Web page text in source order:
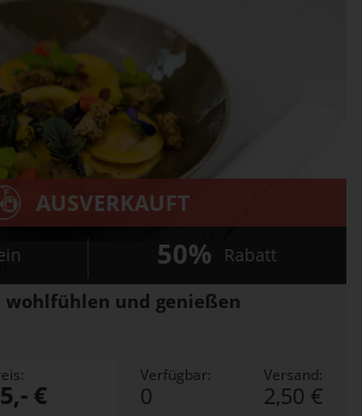
wohlfühlen und genießen
AUSVERKAUFT
50% Rabatt
€
Verfügbar:
0
Versand:
2,50 €